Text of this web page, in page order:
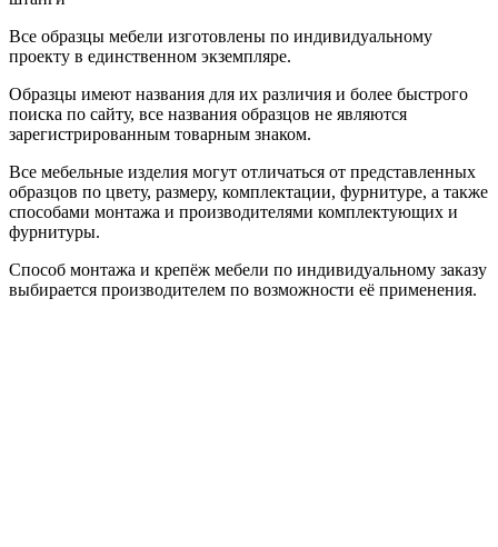
Все образцы мебели изготовлены по индивидуальному
проекту в единственном экземпляре.
Образцы имеют названия для их различия и более быстрого
поиска по сайту, все названия образцов не являются
зарегистрированным товарным знаком.
Все мебельные изделия могут отличаться от представленных
образцов по цвету, размеру, комплектации, фурнитуре, а также
способами монтажа и производителями комплектующих и
фурнитуры.
Способ монтажа и крепёж мебели по индивидуальному заказу
выбирается производителем по возможности её применения.